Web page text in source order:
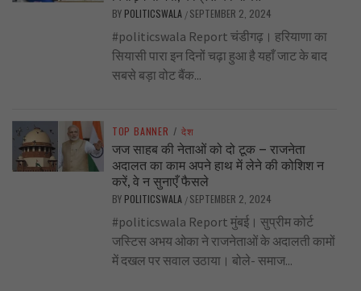
BY POLITICSWALA / SEPTEMBER 2, 2024
#politicswala Report चंडीगढ़। हरियाणा का
सियासी पारा इन दिनों चढ़ा हुआ है यहाँ जाट के बाद
सबसे बड़ा वोट बैंक...
TOP BANNER / देश
जज साहब की नेताओं को दो टूक – राजनेता
अदालत का काम अपने हाथ में लेने की कोशिश न
करें, वे न सुनाएँ फैसले
BY POLITICSWALA / SEPTEMBER 2, 2024
#politicswala Report मुंबई। सुप्रीम कोर्ट
जस्टिस अभय ओका ने राजनेताओं के अदालती कामों
में दखल पर सवाल उठाया। बोले- समाज...